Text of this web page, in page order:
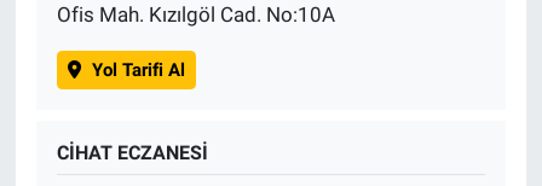
Ofis Mah. Kızılgöl Cad. No:10A
Yol Tarifi Al
CİHAT ECZANESİ